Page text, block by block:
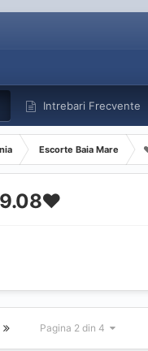
Intrebari Frecvente
Escorte Baia Mare
Pagina 2 din 4